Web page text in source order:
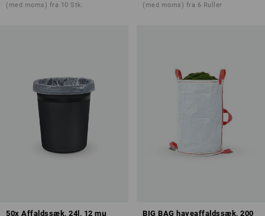
(med moms) fra 10 Stk. (med moms) fra 6 Ruller
50x Affaldssæk, 24l, 12 mμ BIG BAG haveaffaldssæk, 200